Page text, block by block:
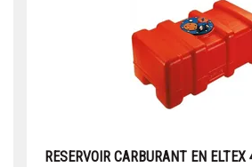
RESERVOIR CARBURANT EN